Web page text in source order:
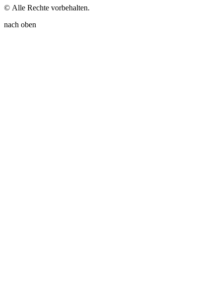
© Alle Rechte vorbehalten.
nach oben